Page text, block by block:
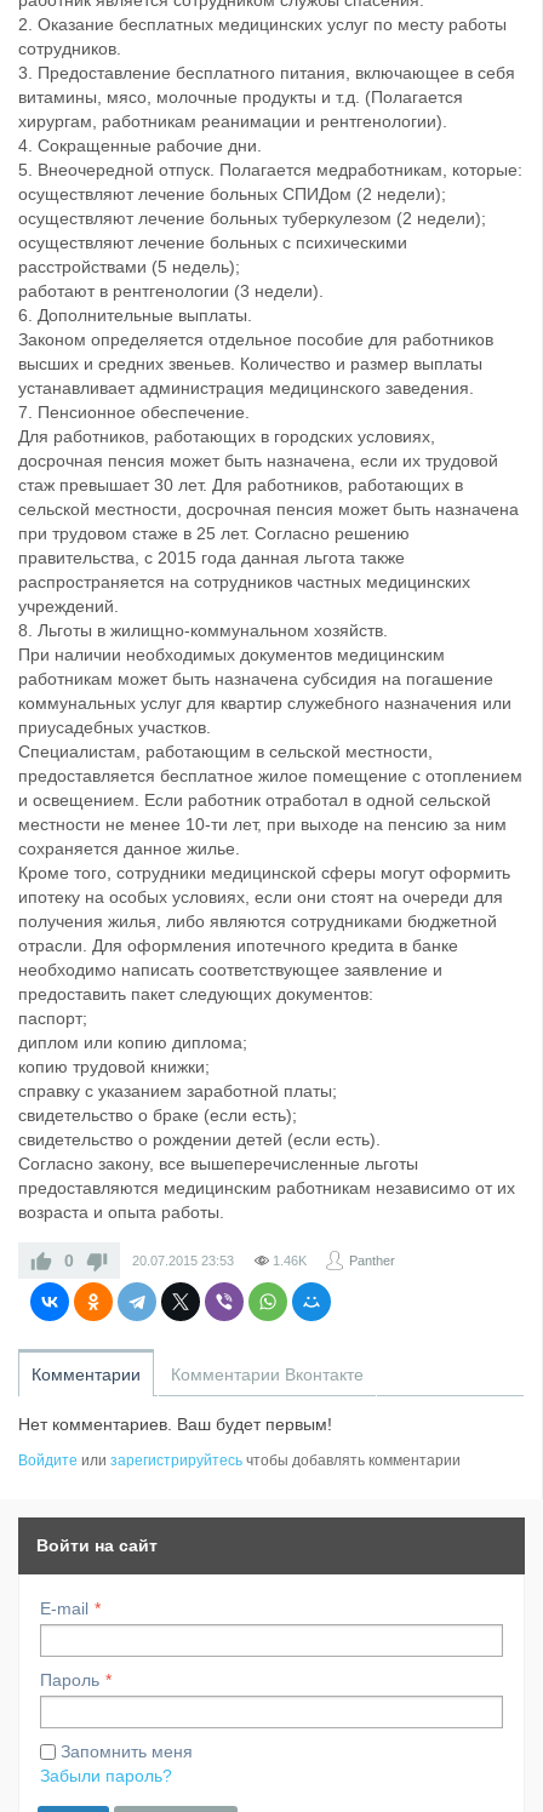
2. Оказание бесплатных медицинских услуг по месту работы
сотрудников.
3. Предоставление бесплатного питания, включающее в себя
витамины, мясо, молочные продукты и т.д. (Полагается
хирургам, работникам реанимации и рентгенологии).
4. Сокращенные рабочие дни.
5. Внеочередной отпуск. Полагается медработникам, которые:
осуществляют лечение больных СПИДом (2 недели);
осуществляют лечение больных туберкулезом (2 недели);
осуществляют лечение больных с психическими
расстройствами (5 недель);
работают в рентгенологии (3 недели).
6. Дополнительные выплаты.
Законом определяется отдельное пособие для работников
высших и средних звеньев. Количество и размер выплаты
устанавливает администрация медицинского заведения.
7. Пенсионное обеспечение.
Для работников, работающих в городских условиях,
досрочная пенсия может быть назначена, если их трудовой
стаж превышает 30 лет. Для работников, работающих в
сельской местности, досрочная пенсия может быть назначена
при трудовом стаже в 25 лет. Согласно решению
правительства, с 2015 года данная льгота также
распространяется на сотрудников частных медицинских
учреждений.
8. Льготы в жилищно-коммунальном хозяйств.
При наличии необходимых документов медицинским
работникам может быть назначена субсидия на погашение
коммунальных услуг для квартир служебного назначения или
приусадебных участков.
Специалистам, работающим в сельской местности,
предоставляется бесплатное жилое помещение с отоплением
и освещением. Если работник отработал в одной сельской
местности не менее 10-ти лет, при выходе на пенсию за ним
сохраняется данное жилье.
Кроме того, сотрудники медицинской сферы могут оформить
ипотеку на особых условиях, если они стоят на очереди для
получения жилья, либо являются сотрудниками бюджетной
отрасли. Для оформления ипотечного кредита в банке
необходимо написать соответствующее заявление и
предоставить пакет следующих документов:
паспорт;
диплом или копию диплома;
копию трудовой книжки;
справку с указанием заработной платы;
свидетельство о браке (если есть);
свидетельство о рождении детей (если есть).
Согласно закону, все вышеперечисленные льготы
предоставляются медицинским работникам независимо от их
возраста и опыта работы.
0 20.07.2015 23:53 1.46K Panther
Комментарии Комментарии Вконтакте
Нет комментариев. Ваш будет первым!
Войдите или зарегистрируйтесь чтобы добавлять комментарии
Войти на сайт
E-mail
Пароль
Запомнить меня
Забыли пароль?